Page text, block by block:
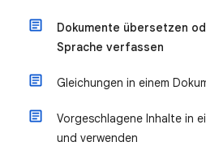
Dokumente übersetzen
Sprache verfassen
Gleichungen in einem
Vorgeschlagene Inhalte in
und verwenden